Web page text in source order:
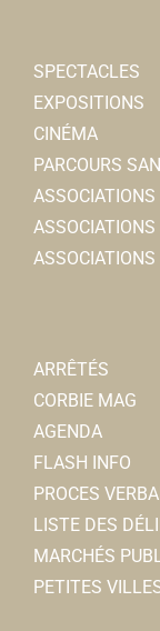
SPECTACLES
EXPOSITIONS
CINÉMA
PARCOURS
ASSOCIATIONS
ASSOCIATIONS
ASSOCIATIONS
ARRÊTÉS
CORBIE MAG
AGENDA
FLASH INFO
PROCES
LISTE DES
MARCHÉS
PETITES